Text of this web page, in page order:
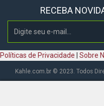
RECEBA
Políticas de Privacidade Sobre
Kahle.com.br © 2023. Todos